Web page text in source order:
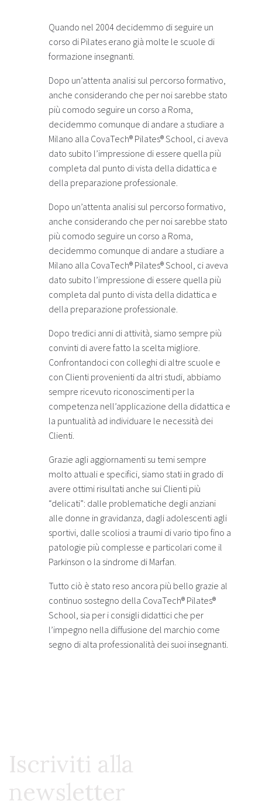
Quando nel 2004 decidemmo di seguire un
corso di Pilates erano già molte le scuole di
formazione insegnanti.
Dopo un’attenta analisi sul percorso formativo,
anche considerando che per noi sarebbe stato
più comodo seguire un corso a Roma,
decidemmo comunque di andare a studiare a
Milano alla CovaTech® Pilates® School, ci aveva
dato subito l’impressione di essere quella più
completa dal punto di vista della didattica e
della preparazione professionale.
Dopo un’attenta analisi sul percorso formativo,
anche considerando che per noi sarebbe stato
più comodo seguire un corso a Roma,
decidemmo comunque di andare a studiare a
Milano alla CovaTech® Pilates® School, ci aveva
dato subito l’impressione di essere quella più
completa dal punto di vista della didattica e
della preparazione professionale.
Dopo tredici anni di attività, siamo sempre più
convinti di avere fatto la scelta migliore.
Confrontandoci con colleghi di altre scuole e
con Clienti provenienti da altri studi, abbiamo
sempre ricevuto riconoscimenti per la
competenza nell’applicazione della didattica e
la puntualità ad individuare le necessità dei
Clienti.
Grazie agli aggiornamenti su temi sempre
molto attuali e specifici, siamo stati in grado di
avere ottimi risultati anche sui Clienti più
“delicati”: dalle problematiche degli anziani
alle donne in gravidanza, dagli adolescenti agli
sportivi, dalle scoliosi a traumi di vario tipo fino a
patologie più complesse e particolari come il
Parkinson o la sindrome di Marfan.
Tutto ciò è stato reso ancora più bello grazie al
continuo sostegno della CovaTech® Pilates®
School, sia per i consigli didattici che per
l’impegno nella diffusione del marchio come
segno di alta professionalità dei suoi insegnanti.
Iscriviti alla
newsletter